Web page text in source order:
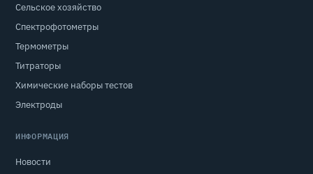
Сельское хозяйство
Спектрофотометры
Термометры
Титраторы
Химические наборы тестов
Электроды
ИНФОРМАЦИЯ
Новости